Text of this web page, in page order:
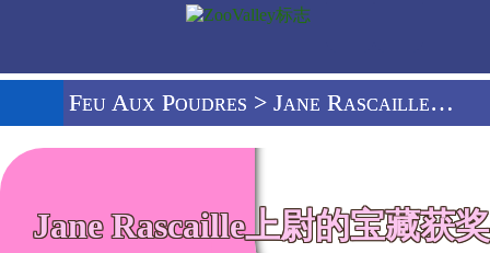
Feu Aux Poudres > Jane Rascaille的获奖者
Jane Rascaille上尉的宝藏获奖